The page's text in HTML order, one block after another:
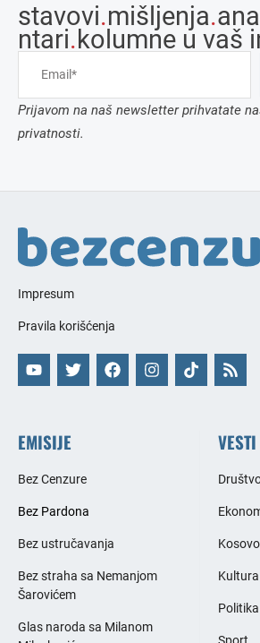
stavovi.mišljenja.
ntari.kolumne u vaš
Prijavom na naš newsletter prihvatate
privatnosti.
Impresum
Pravila korišćenja
EMISIJE
Bez Cenzure
Bez Pardona
Bez ustručavanja
Bez straha sa Nemanjom
Šarovićem
Glas naroda sa Milanom
VESTI
Kultura
Politika